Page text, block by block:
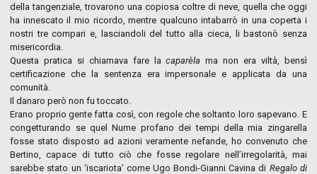
della tangenziale, trovarono una copiosa coltre di neve, quella che oggi
ha innescato il mio ricordo, mentre qualcuno intabarrò in una coperta i
nostri tre compari e, lasciandoli del tutto alla cieca, li bastonò senza
misericordia.
Questa pratica si chiamava fare lacaparèla ma non era viltà, bensì
certificazione che la sentenza era impersonale e applicata da una
comunità.
Il danaro però non fu toccato.
Erano proprio gente fatta così, con regole che soltanto loro sapevano. E
congetturando se quel Nume profano dei tempi della mia zingarella
fosse stato disposto ad azioni veramente nefande, ho convenuto che
Bertino, capace di tutto ciò che fosse regolare nell’irregolarità, mai
sarebbe stato un ‘iscariota’ come Ugo Bondi-Gianni Cavina di Regalo di